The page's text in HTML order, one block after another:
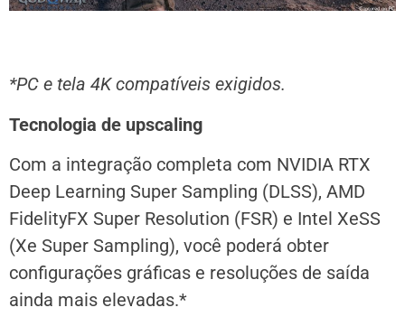
*PC e tela 4K compatíveis exigidos.
Tecnologia de upscaling
Com a integração completa com NVIDIA RTX
Deep Learning Super Sampling (DLSS), AMD
FidelityFX Super Resolution (FSR) e Intel XeSS
(Xe Super Sampling), você poderá obter
configurações gráficas e resoluções de saída
ainda mais elevadas.*